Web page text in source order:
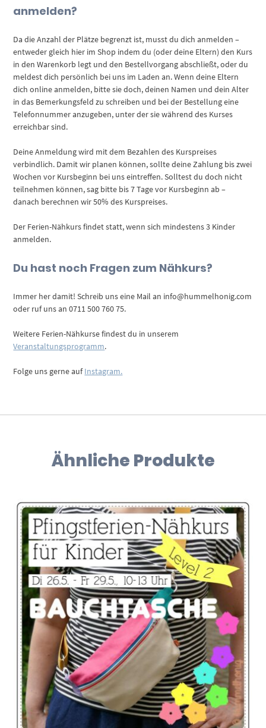
anmelden?
Da die Anzahl der Plätze begrenzt ist, musst du dich anmelden –
entweder gleich hier im Shop indem du (oder deine Eltern) den Kurs
in den Warenkorb legt und den Bestellvorgang abschließt, oder du
meldest dich persönlich bei uns im Laden an. Wenn deine Eltern
dich online anmelden, bitte sie doch, deinen Namen und dein Alter
in das Bemerkungsfeld zu schreiben und bei der Bestellung eine
Telefonnummer anzugeben, unter der sie während des Kurses
erreichbar sind.
Deine Anmeldung wird mit dem Bezahlen des Kurspreises
verbindlich. Damit wir planen können, sollte deine Zahlung bis zwei
Wochen vor Kursbeginn bei uns eintreffen. Solltest du doch nicht
teilnehmen können, sag bitte bis 7 Tage vor Kursbeginn ab –
danach berechnen wir 50% des Kurspreises.
Der Ferien-Nähkurs findet statt, wenn sich mindestens 3 Kinder
anmelden.
Du hast noch Fragen zum Nähkurs?
Immer her damit! Schreib uns eine Mail an info@hummelhonig.com
oder ruf uns an 0711 500 760 75.
Weitere Ferien-Nähkurse findest du in unserem
Veranstaltungsprogramm.
Folge uns gerne aufInstagram.
Ähnliche Produkte